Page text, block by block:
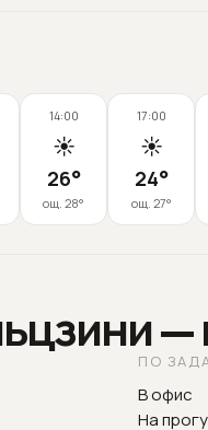
14:00
☀️
26°
ощ. 28°
17:00
☀️
24°
ощ. 27°
ПО
В офис
На